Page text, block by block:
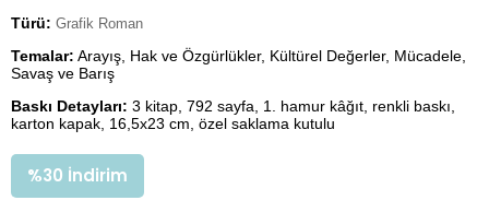
Türü: Grafik Roman
Temalar: Arayış, Hak ve Özgürlükler, Kültürel Değerler, Mücadele,
Savaş ve Barış
Baskı Detayları: 3 kitap, 792 sayfa, 1. hamur kâğıt, renkli baskı,
karton kapak, 16,5x23 cm, özel saklama kutulu
%30 İndirim